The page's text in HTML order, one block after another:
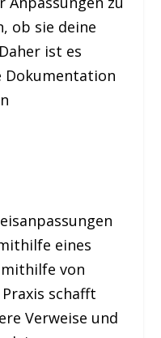
ob sie deine
ist es
eines
von
schafft
Verweise und